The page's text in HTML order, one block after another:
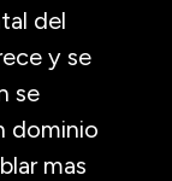
del
y se
se
dominio
mas